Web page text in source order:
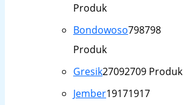
Produk
Bondowoso798798
Produk
Gresik27092709 Produk
Jember19171917